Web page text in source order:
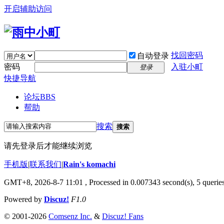
开启辅助访问
自动登录 找回密码
密码
登录
入驻小町
快捷导航
论坛BBS
帮助
搜索 搜索
请先登录后才能继续浏览
手机版|联系我们|Rain's komachi
GMT+8, 2026-8-7 11:01 , Processed in 0.007343 second(s), 5
Powered by Discuz! F1.0
© 2001-2026 Comsenz Inc. & Discuz! Fans